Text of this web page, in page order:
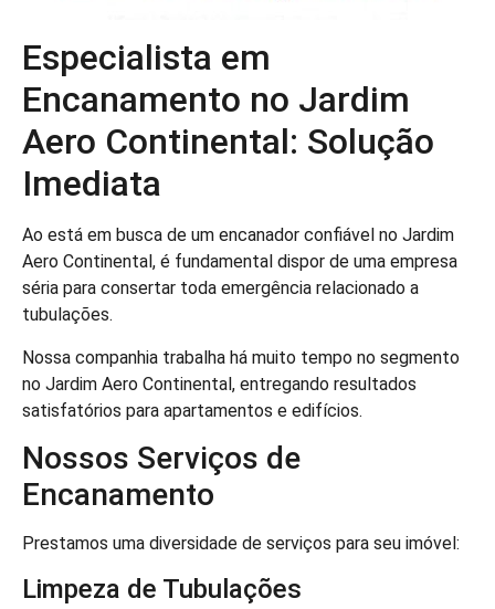
Especialista em
Encanamento no Jardim
Aero Continental: Solução
Imediata
Ao está em busca de um encanador confiável no Jardim
Aero Continental, é fundamental dispor de uma empresa
séria para consertar toda emergência relacionado a
tubulações.
Nossa companhia trabalha há muito tempo no segmento
no Jardim Aero Continental, entregando resultados
satisfatórios para apartamentos e edifícios.
Nossos Serviços de
Encanamento
Prestamos uma diversidade de serviços para seu imóvel:
Limpeza de Tubulações